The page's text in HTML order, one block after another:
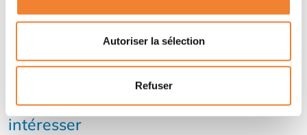
Autoriser la sélection
Refuser
Autres annonces qui pourraient vous
intéresser